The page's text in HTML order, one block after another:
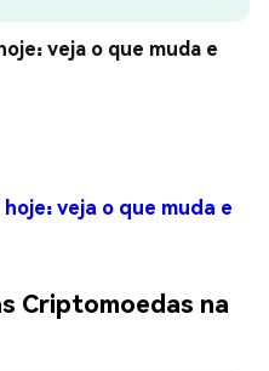
veja o que muda e
veja o que muda e
Criptomoedas na